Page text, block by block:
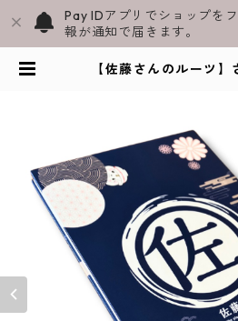
Pay IDアプリでショップを
報が通知で届きます。
【佐藤さんのルーツ】